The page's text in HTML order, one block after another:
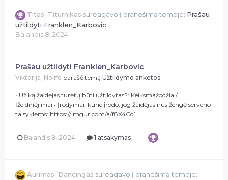
Titas_Titurnikas sureagavo į pranešimą temoje: Prašau
užtildyti Franklen_Karbovic
Balandis 8, 2024
Prašau užtildyti Franklen_Karbovic
Viktorija_Nolife parašė temą Užtildymo anketos
• Už ką žaidėjas turėtų būti užtildytas?: Keiksmažodžiai/
Įžeidinėjimai • Įrodymai, kurie įrodo, jog žaidėjas nusižengė serverio
taisyklėms: https://imgur.com/a/f8X4Cq1
Balandis 8, 2024 1 atsakymas 1
Aurimas_Dancingas sureagavo į pranešimą temoje: